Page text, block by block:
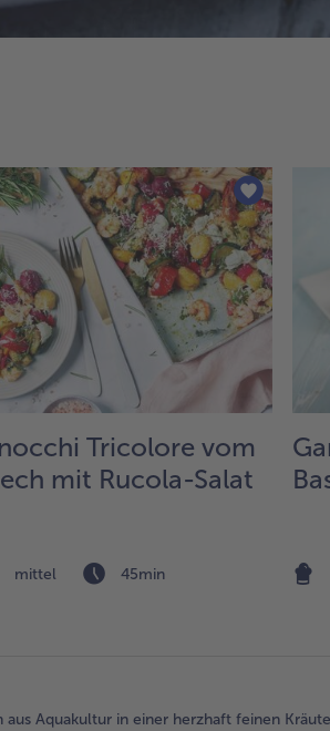
Tricolore vom
mit Rucola-Salat
mittel 45min
aus Aquakultur in einer herzhaft feinen